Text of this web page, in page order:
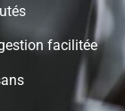
facilitée